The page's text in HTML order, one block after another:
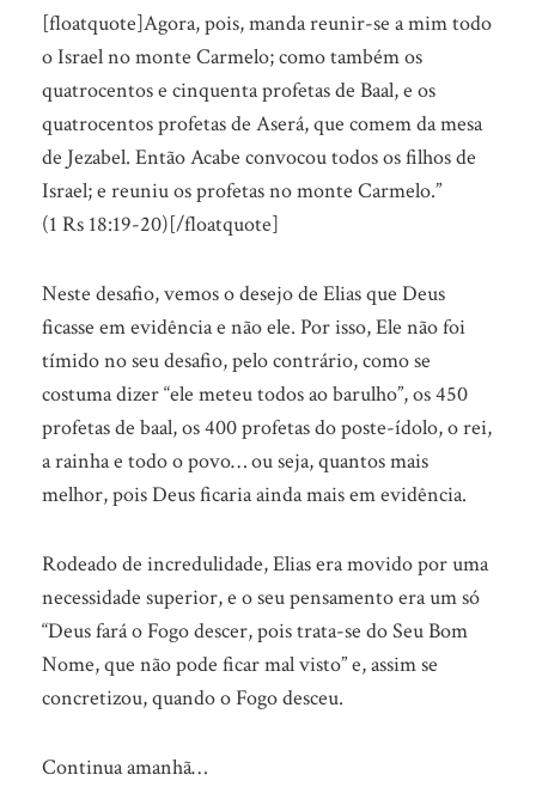
(Parte
3)
[floatquote]Agora, pois, manda reunir-se a mim todo
o Israel no monte Carmelo; como também os
quatrocentos e cinquenta profetas de Baal, e os
quatrocentos profetas de Aserá, que comem da mesa
de Jezabel. Então Acabe convocou todos os filhos de
Israel; e reuniu os profetas no monte Carmelo.”
(1 Rs 18:19-20)[/floatquote]
Neste desafio, vemos o desejo de Elias que Deus
ficasse em evidência e não ele. Por isso, Ele não foi
tímido no seu desafio, pelo contrário, como se
costuma dizer “ele meteu todos ao barulho”, os 450
profetas de baal, os 400 profetas do poste-ídolo, o rei,
a rainha e todo o povo… ou seja, quantos mais
melhor, pois Deus ficaria ainda mais em evidência.
Rodeado de incredulidade, Elias era movido por uma
necessidade superior, e o seu pensamento era um só
“Deus fará o Fogo descer, pois trata-se do Seu Bom
Nome, que não pode ficar mal visto” e, assim se
concretizou, quando o Fogo desceu.
Continua amanhã…